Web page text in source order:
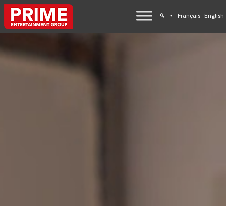
Français English